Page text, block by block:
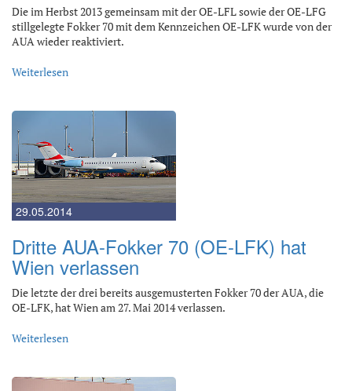
Die im Herbst 2013 gemeinsam mit der OE-LFL sowie der OE-LFG
stillgelegte Fokker 70 mit dem Kennzeichen OE-LFK wurde von der
AUA wieder reaktiviert.
Weiterlesen
29.05.2014
Dritte AUA-Fokker 70 (OE-LFK) hat
Wien verlassen
Die letzte der drei bereits ausgemusterten Fokker 70 der AUA, die
OE-LFK, hat Wien am 27. Mai 2014 verlassen.
Weiterlesen